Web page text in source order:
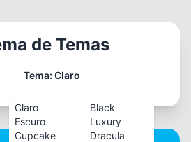
de Temas
Tema: Claro
Claro
Escuro
Cupcake
Black
Luxury
Dracula